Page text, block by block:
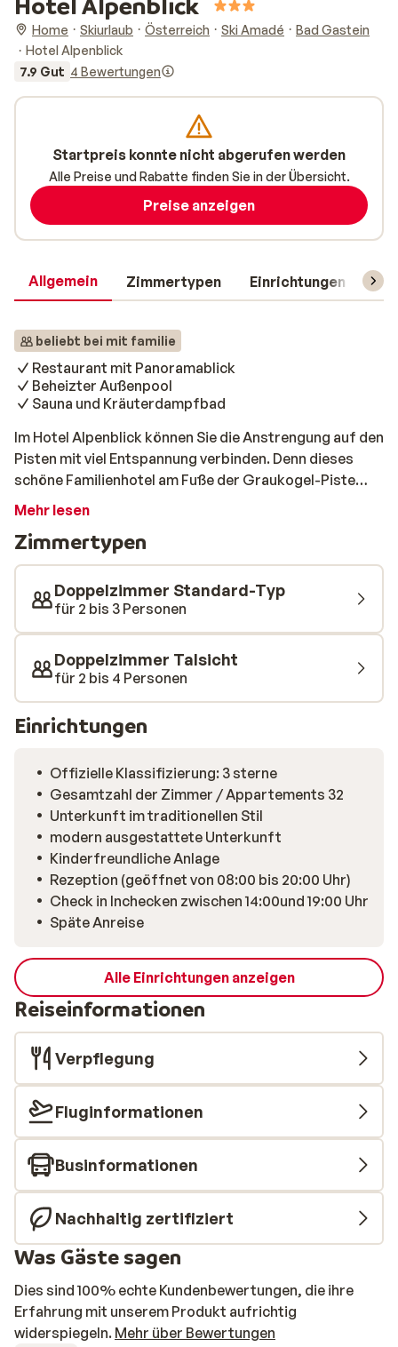
Home Skiurlaub Österreich Ski Amadé
Bad Gastein
Hotel Alpenblick
7.9 Gut 4 Bewertungen
Allgemein Zimmertypen Einrichtungen
beliebt bei mit familie
Restaurant mit Panoramablick
Beheizter Außenpool
Sauna und Kräuterdampfbad
Im Hotel Alpenblick können Sie die Anstrengung auf den
Pisten mit viel Entspannung verbinden. Denn dieses
schöne Familienhotel am Fuße der Graukogel-Piste
bietet verschiedene Wellness-Einrichtungen, um sich
entspannen. Die Zimmer sind hübsch eingerichtet und
es gibt ein gemütliches Restaurant mit schönem
Panoramablick. Nach dem Skifahren können Sie ein Bad
im beheizten Außenpool nehmen oder in der Sauna, der
Infrarotkabine oder im Kräuterdampfbad entspannen.
Oder lassen Sie sich verwöhnen und buchen Sie eine
Massage.
Mehr lesen
Zimmertypen
Doppelzimmer Standard-Typ
für 2 bis 3 Personen
Doppelzimmer Talsicht
für 2 bis 4 Personen
Einrichtungen
Offizielle Klassifizierung: 3 sterne
Gesamtzahl der Zimmer / Appartements 32
Unterkunft im traditionellen Stil
modern ausgestattete Unterkunft
Kinderfreundliche Anlage
Rezeption (geöffnet von 08:00 bis 20:00 Uhr)
Check in Inchecken zwischen 14:00und 19:00 Uhr
Späte Anreise
Alle Einrichtungen anzeigen
Reiseinformationen
Verpflegung
Fluginformationen
Businformationen
Nachhaltig zertifiziert
Was Gäste sagen
Dies sind 100% echte Kundenbewertungen, die ihre
Erfahrung mit unserem Produkt aufrichtig
widerspiegeln. Mehr über Bewertungen
Startpreis konnte nicht abgerufen werden
Alle Preise und Rabatte finden Sie in der Übersicht.
Preise anzeigen